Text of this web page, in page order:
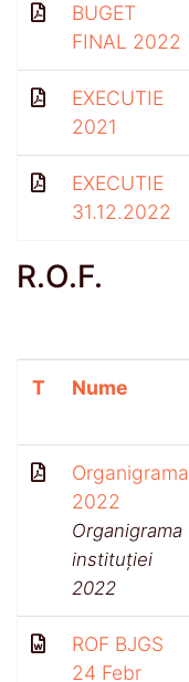
BUGET
FINAL 2022
EXECUTIE
2021
EXECUTIE
31.12.2022
R.O.F.
T Nume
Organigrama
2022
Organigrama
instituției
2022
ROF BJGS
24 Febr